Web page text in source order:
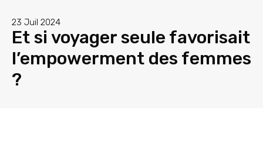
23 Juil 2024
Et si voyager seule favorisait
l’empowerment des femmes
?